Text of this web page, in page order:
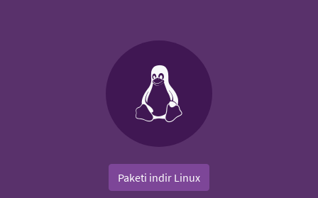
Paketi indir Linux